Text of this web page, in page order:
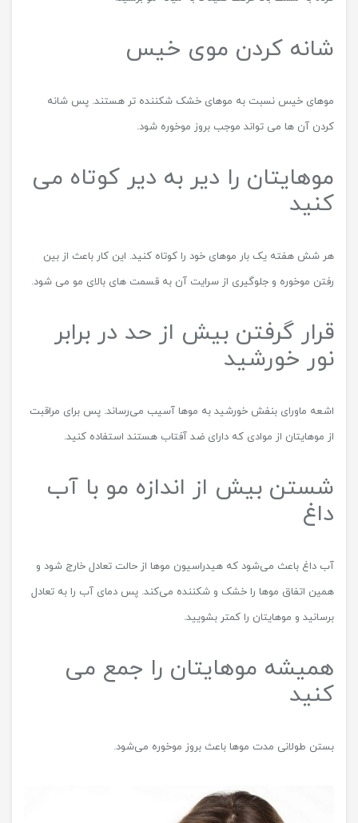
شانه کردن موی خیس
موهای خیس نسبت به موهای خشک شکننده تر هستند. پس شانه
کردن آن ها می تواند موجب بروز موخوره شود.
موهایتان را دیر به دیر کوتاه می
کنید
هر شش هفته یک بار موهای خود را کوتاه کنید. این کار باعث از بین
رفتن موخوره و جلوگیری از سرایت آن به قسمت های بالای مو می شود.
قرار گرفتن بیش از حد در برابر
نور خورشید
اشعه ماورای بنفش خورشید به مو‌ها آسیب می‌رساند. پس برای مراقبت
از موهایتان از موادی که دارای ضد آفتاب هستند استفاده کنید.
شستن بیش از اندازه مو با آب
داغ
آب داغ باعث می‌شود که هیدراسیون موها از حالت تعادل خارج شود و
همین اتفاق موها را خشک و شکننده می‌کند. پس دمای آب را به تعادل
برسانید و موهایتان را کمتر بشویید.
همیشه موهایتان را جمع می
کنید
بستن طولانی مدت مو‌ها باعث بروز موخوره می‌شود.